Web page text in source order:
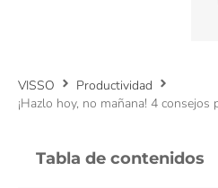
VISSO
Productividad
¡Hazlo hoy, no mañana! 4
Tabla de contenidos